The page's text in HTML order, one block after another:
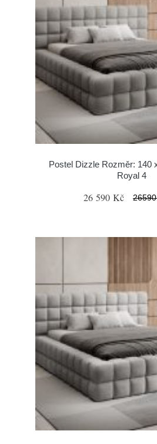
Postel Dizzle Rozměr: 140
Royal 4
26 590 Kč